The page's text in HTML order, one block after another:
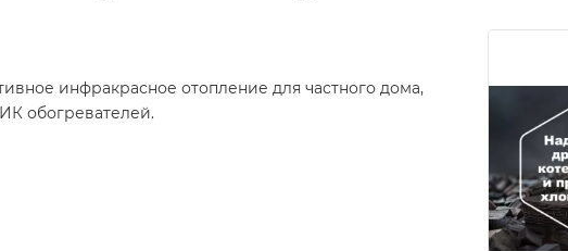
инфракрасное отопление для частного дома,
обогревателей.